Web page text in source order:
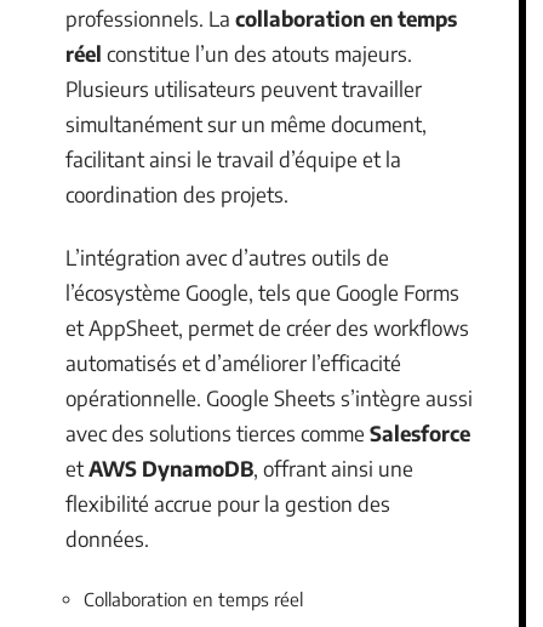
professionnels. La collaboration en temps
réel constitue l’un des atouts majeurs.
Plusieurs utilisateurs peuvent travailler
simultanément sur un même document,
facilitant ainsi le travail d’équipe et la
coordination des projets.
L’intégration avec d’autres outils de
l’écosystème Google, tels que Google Forms
et AppSheet, permet de créer des workflows
automatisés et d’améliorer l’efficacité
opérationnelle. Google Sheets s’intègre aussi
avec des solutions tierces comme Salesforce
etAWS DynamoDB, offrant ainsi une
flexibilité accrue pour la gestion des
données.
Collaboration en temps réel